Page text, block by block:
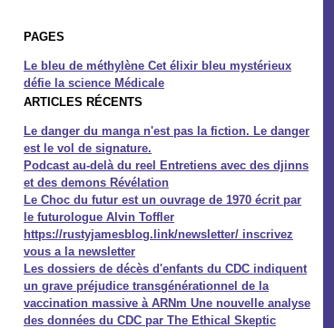
PAGES
Le bleu de méthylène Cet élixir bleu mystérieux
défie la science Médicale
ARTICLES RÉCENTS
Le danger du manga n'est pas la fiction. Le danger
est le vol de signature.
Podcast au-delà du reel Entretiens avec des djinns
et des demons Révélation
Le Choc du futur est un ouvrage de 1970 écrit par
le futurologue Alvin Toffler
https://rustyjamesblog.link/newsletter/ inscrivez
vous a la newsletter
Les dossiers de décès d'enfants du CDC indiquent
un grave préjudice transgénérationnel de la
vaccination massive à ARNm Une nouvelle analyse
des données du CDC par The Ethical Skeptic